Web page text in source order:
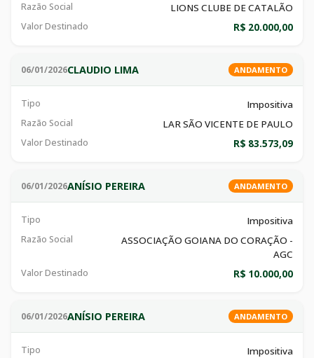
Razão Social LIONS CLUBE DE CATALÃO
Valor Destinado R$ 20.000,00
06/01/2026CLAUDIO LIMA ANDAMENTO
Tipo Impositiva
Razão Social LAR SÃO VICENTE DE PAULO
Valor Destinado R$ 83.573,09
06/01/2026ANÍSIO PEREIRA ANDAMENTO
Tipo Impositiva
Razão Social
ASSOCIAÇÃO GOIANA DO CORAÇÃO -
AGC
Valor Destinado R$ 10.000,00
06/01/2026ANÍSIO PEREIRA ANDAMENTO
Tipo Impositiva